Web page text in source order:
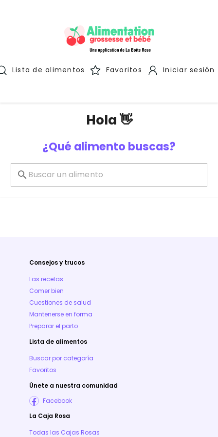
Lista de alimentos Favoritos Iniciar sesión
Hola 👋
¿Qué alimento buscas?
Consejos y trucos
Las recetas
Comer bien
Cuestiones de salud
Mantenerse en forma
Preparar el parto
Lista de alimentos
Buscar por categoría
Favoritos
Únete a nuestra comunidad
Facebook
La Caja Rosa
Todas las Cajas Rosas